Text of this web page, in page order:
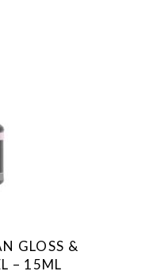
GLOSS &
– 15ML